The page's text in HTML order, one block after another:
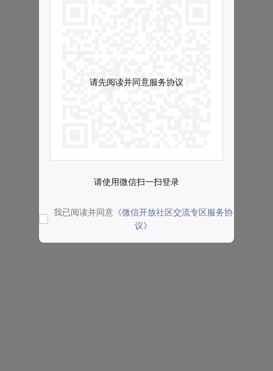
请先阅读并同意服务协议
请使用微信扫一扫登录
我已阅读并同意 《微信开放社区交流专区服务协
议》